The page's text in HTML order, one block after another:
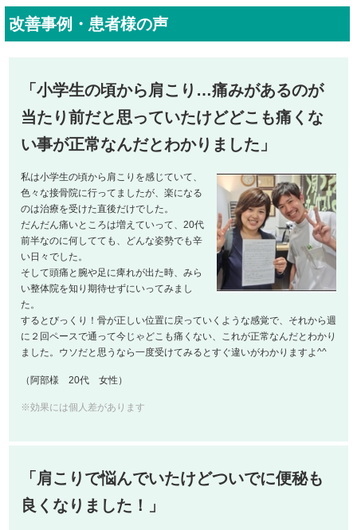
改善事例・患者様の声
「小学生の頃から肩こり…痛みがあるのが
当たり前だと思っていたけどどこも痛くな
い事が正常なんだとわかりました」
私は小学生の頃から肩こりを感じていて、
色々な接骨院に行ってましたが、楽になる
のは治療を受けた直後だけでした。
だんだん痛いところは増えていって、20代
前半なのに何してても、どんな姿勢でも辛
い日々でした。
そして頭痛と腕や足に痺れが出た時、みら
い整体院を知り期待せずにいってみまし
た。
するとびっくり！骨が正しい位置に戻っていくような感覚で、それから週
に２回ペースで通って今じゃどこも痛くない、これが正常なんだとわかり
ました。ウソだと思うなら一度受けてみるとすぐ違いがわかりますよ^^
（阿部様 20代 女性）
※効果には個人差があります
「肩こりで悩んでいたけどついでに便秘も
良くなりました！」